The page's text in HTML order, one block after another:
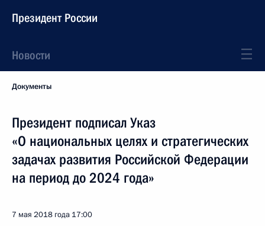
Президент России
Новости
Документы
Президент подписал Указ
«О национальных целях и стратегических
задачах развития Российской Федерации
на период до 2024 года»
7 мая 2018 года 17:00